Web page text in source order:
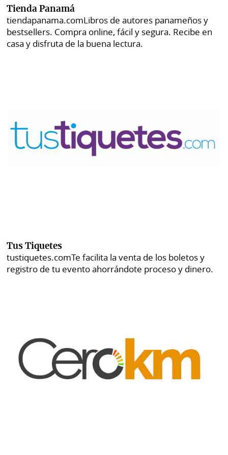
Tienda Panamá
tiendapanama.comLibros de autores panameños y
bestsellers. Compra online, fácil y segura. Recibe en
casa y disfruta de la buena lectura.
Tus Tiquetes
tustiquetes.comTe facilita la venta de los boletos y
registro de tu evento ahorrándote proceso y dinero.